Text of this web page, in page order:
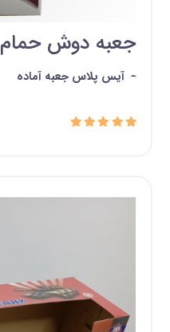
جعبه دوش حمام
- آیس پلاس جعبه آماده